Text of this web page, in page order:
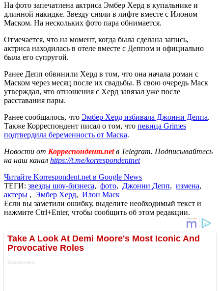
На фото запечатлена актриса Эмбер Херд в купальнике и
длинной накидке. Звезду сняли в лифте вместе с Илоном
Маском. На нескольких фото пара обнимается.
Отмечается, что на момент, когда была сделана запись,
актриса находилась в отеле вместе с Деппом и официально
была его супругой.
Ранее Депп обвинили Херд в том, что она начала роман с
Маском через месяц после их свадьбы. В свою очередь Маск
утверждал, что отношения с Херд завязал уже после
расставания пары.
Ранее сообщалось, что Эмбер Херд избивала Джонни Деппа.
Также Корреспондент писал о том, что певица Grimes
подтвердила беременность от Маска.
Новости от Корреспондент.netв Telegram. Подписывайтесь
на наш канал https://t.me/korrespondentnet
Читайте Korrespondent.net в Google News
ТЕГИ: звезды шоу-бизнеса, фото, Джонни Депп, измена,
актеры , Эмбер Херд, Илон Маск
Если вы заметили ошибку, выделите необходимый текст и
нажмите Ctrl+Enter, чтобы сообщить об этом редакции.